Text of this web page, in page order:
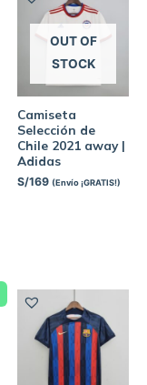
OUT OF
STOCK
Camiseta
Selección de
Chile 2021 away |
Adidas
S/169 (Envío ¡GRATIS!)